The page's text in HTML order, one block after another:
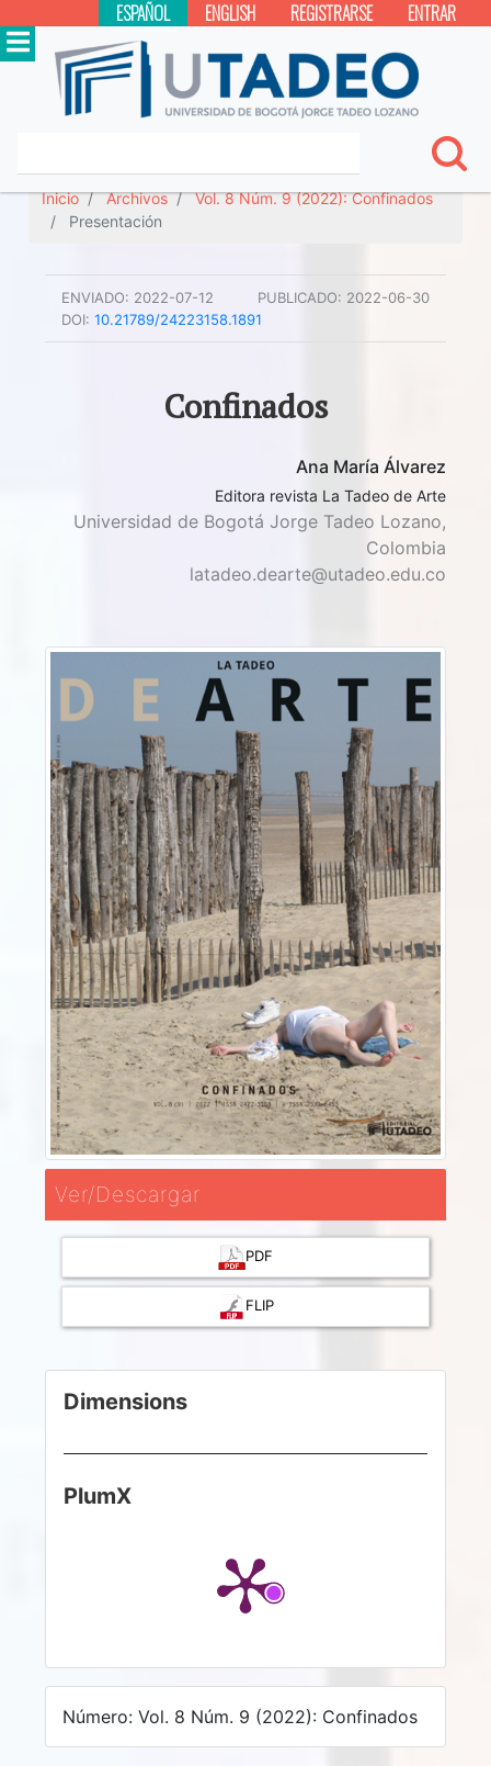
ESPAÑOL ENGLISH REGISTRARSE ENTRAR
Inicio Archivos
Vol. 8 Núm. 9 (2022): Confinados
Presentación
ENVIADO: 2022-07-12 PUBLICADO: 2022-06-30
DOI:10.21789/24223158.1891
Confinados
Ana María Álvarez
Editora revista La Tadeo de Arte
Universidad de Bogotá Jorge Tadeo Lozano,
Colombia
latadeo.dearte@utadeo.edu.co
Ver/Descargar
PDF
FLIP
Dimensions
PlumX
Número: Vol. 8 Núm. 9 (2022): Confinados